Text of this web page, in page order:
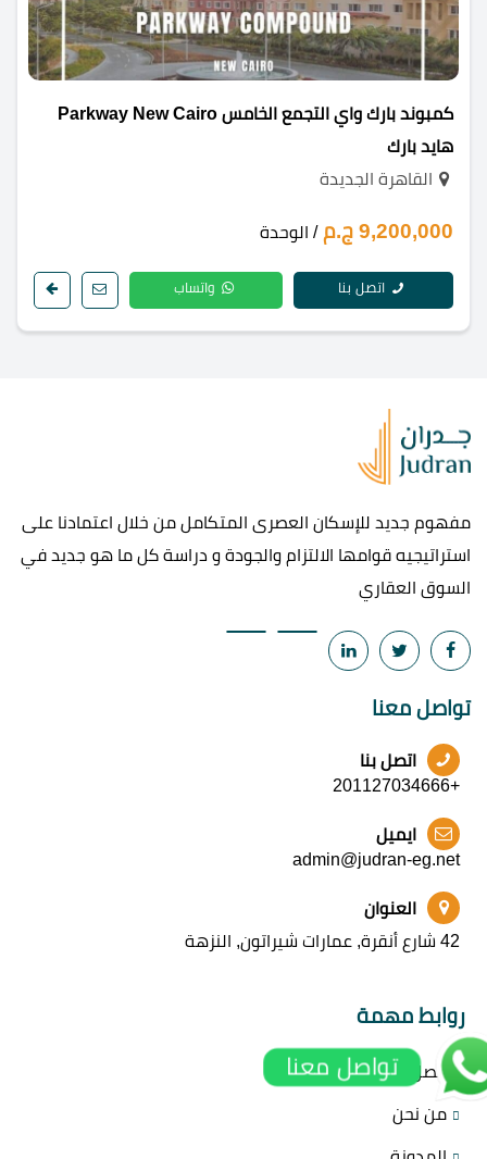
كمبوند بارك واي التجمع الخامس Parkway New Cairo
هايد بارك
القاهرة الجديدة
9,200,000 ج.م / الوحدة
اتصل بنا واتساب
مفهوم جديد للإسكان العصرى المتكامل من خلال اعتمادنا على
استراتيجيه قوامها الالتزام والجودة و دراسة كل ما هو جديد في
السوق العقاري
تواصل معنا
اتصل بنا
+201127034666
ايميل
admin@judran-eg.net
العنوان
42 شارع أنقرة, عمارات شيراتون, النزهة
روابط مهمة
اتصل بنا
من نحن
تواصل معنا